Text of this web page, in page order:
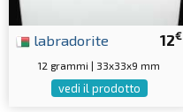
12€
labradorite
12 grammi | 33x33x9 mm
vedi il prodotto